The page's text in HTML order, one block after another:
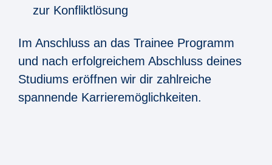
zur Konfliktlösung
Im Anschluss an das Trainee Programm
und nach erfolgreichem Abschluss deines
Studiums eröffnen wir dir zahlreiche
spannende Karrieremöglichkeiten.